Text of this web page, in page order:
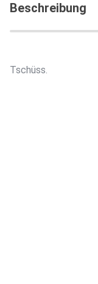
Beschreibung
Tschüss.